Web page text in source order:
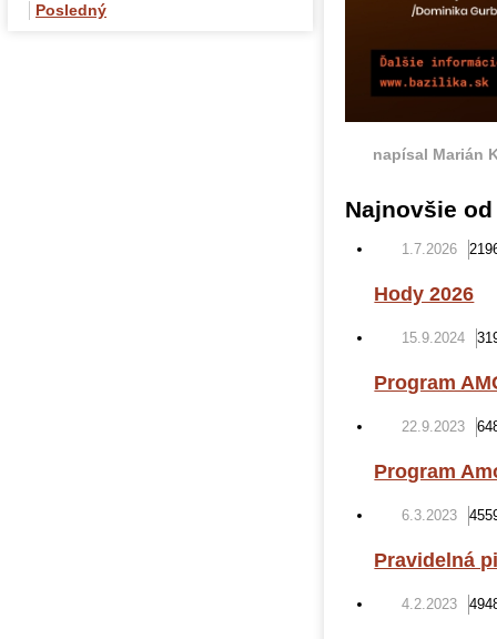
Posledný
napísal Marián
Najnovšie
1.7.2026
Hody 2026
15.9.2024
Program
22.9.2023
Program
6.3.2023
Pravidelná
4.2.2023